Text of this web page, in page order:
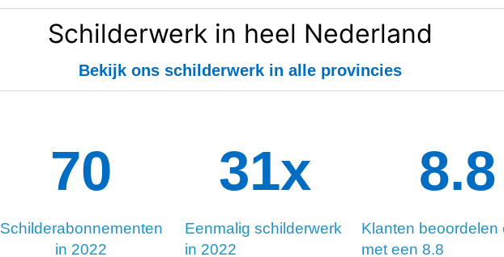
Schilderwerk in heel Nederland
Bekijk ons schilderwerk in alle provincies
Schilderabonnementen
in 2022
132
Eenmalig schilderwerk
in 2022
34x
Klanten beoordelen
met een 8.8
8.8